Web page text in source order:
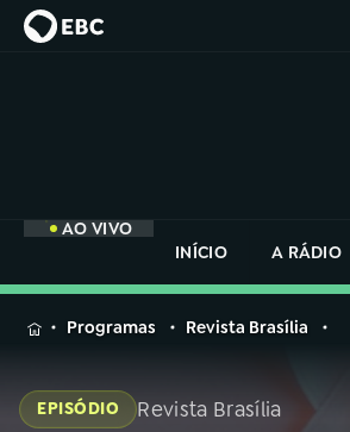
AO VIVO
INÍCIO
A RÁDIO
MENU
na
Rádio
Programas Revista Brasília
EPISÓDIO Revista Brasília